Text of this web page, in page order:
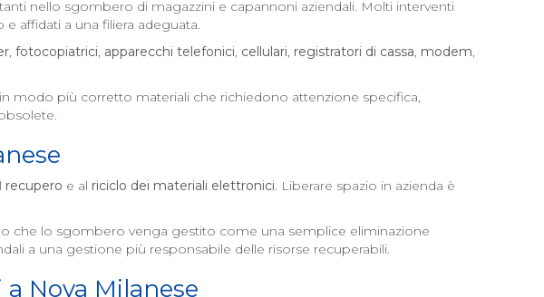
nello sgombero di magazzini e capannoni aziendali. Molti interventi
affidati a una filiera adeguata.
, fotocopiatrici, apparecchi telefonici, cellulari, registratori di cassa, modem,
modo più corretto materiali che richiedono attenzione specifica,
recupero e al riciclo dei materiali elettronici. Liberare spazio in azienda è
che lo sgombero venga gestito come una semplice eliminazione
a una gestione più responsabile delle risorse recuperabili.
a Nova Milanese